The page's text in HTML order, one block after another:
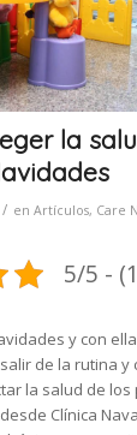
la
/ en Artículos, Care
5/5 -
y con
de la rutina y
la salud de los
Clínica